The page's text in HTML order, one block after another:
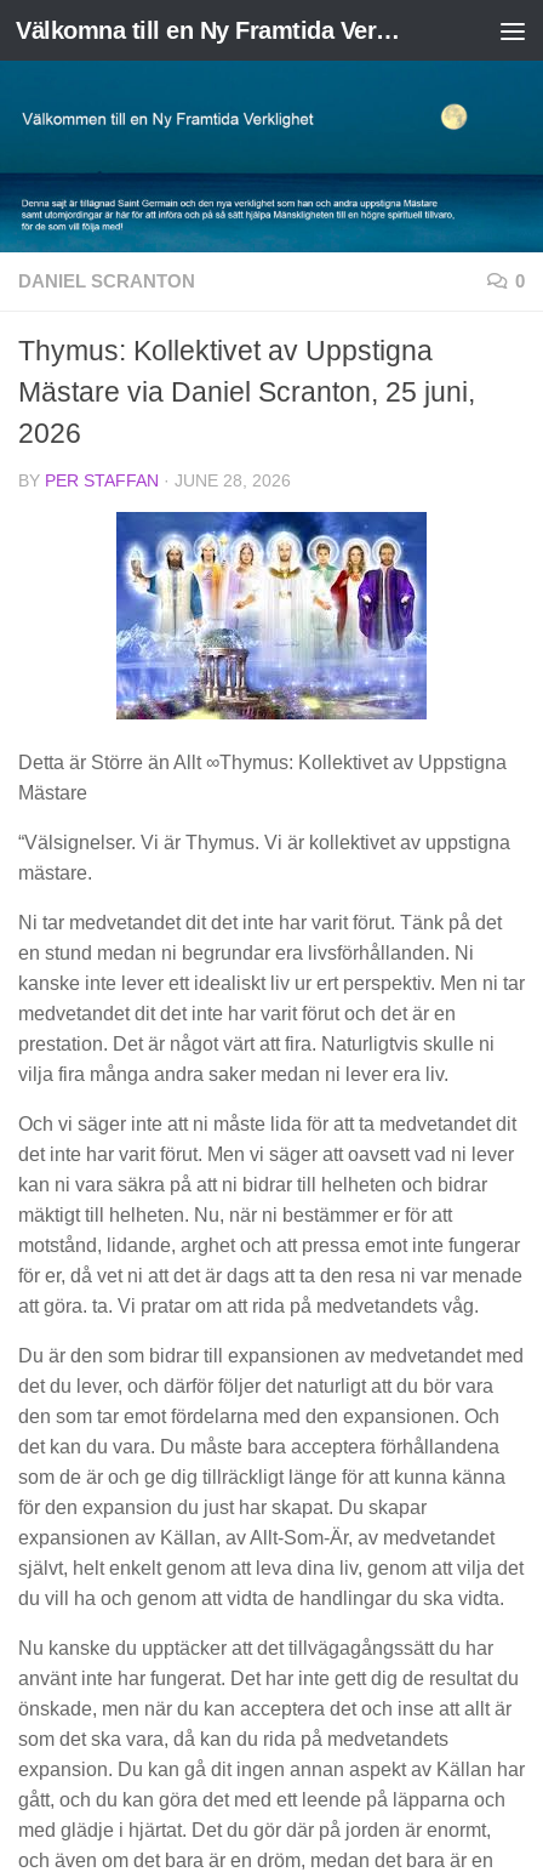
Skip to content Välkomna till en Ny Framtida Verklighet
DANIEL SCRANTON 0
Thymus: Kollektivet av Uppstigna
Mästare via Daniel Scranton, 25 juni,
2026
BY PER STAFFAN · JUNE 28, 2026
Detta är Större än Allt ∞Thymus: Kollektivet av Uppstigna
Mästare
“Välsignelser. Vi är Thymus. Vi är kollektivet av uppstigna
mästare.
Ni tar medvetandet dit det inte har varit förut. Tänk på det
en stund medan ni begrundar era livsförhållanden. Ni
kanske inte lever ett idealiskt liv ur ert perspektiv. Men ni tar
medvetandet dit det inte har varit förut och det är en
prestation. Det är något värt att fira. Naturligtvis skulle ni
vilja fira många andra saker medan ni lever era liv.
Och vi säger inte att ni måste lida för att ta medvetandet dit
det inte har varit förut. Men vi säger att oavsett vad ni lever
kan ni vara säkra på att ni bidrar till helheten och bidrar
mäktigt till helheten. Nu, när ni bestämmer er för att
motstånd, lidande, arghet och att pressa emot inte fungerar
för er, då vet ni att det är dags att ta den resa ni var menade
att göra. ta. Vi pratar om att rida på medvetandets våg.
Du är den som bidrar till expansionen av medvetandet med
det du lever, och därför följer det naturligt att du bör vara
den som tar emot fördelarna med den expansionen. Och
det kan du vara. Du måste bara acceptera förhållandena
som de är och ge dig tillräckligt länge för att kunna känna
för den expansion du just har skapat. Du skapar
expansionen av Källan, av Allt-Som-Är, av medvetandet
självt, helt enkelt genom att leva dina liv, genom att vilja det
du vill ha och genom att vidta de handlingar du ska vidta.
Nu kanske du upptäcker att det tillvägagångssätt du har
använt inte har fungerat. Det har inte gett dig de resultat du
önskade, men när du kan acceptera det och inse att allt är
som det ska vara, då kan du rida på medvetandets
expansion. Du kan gå dit ingen annan aspekt av Källan har
gått, och du kan göra det med ett leende på läpparna och
med glädje i hjärtat. Det du gör där på jorden är enormt,
och även om det bara är en dröm, medan det bara är en